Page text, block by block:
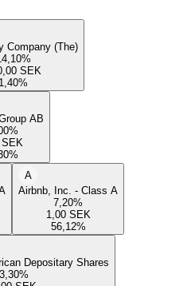
Company (The)
%
SEK
1,40%
AB
%
SEK
%
A
Airbnb, Inc. - Class A
7,20%
1,00 SEK
56,12%
Depositary Shares
3,30%